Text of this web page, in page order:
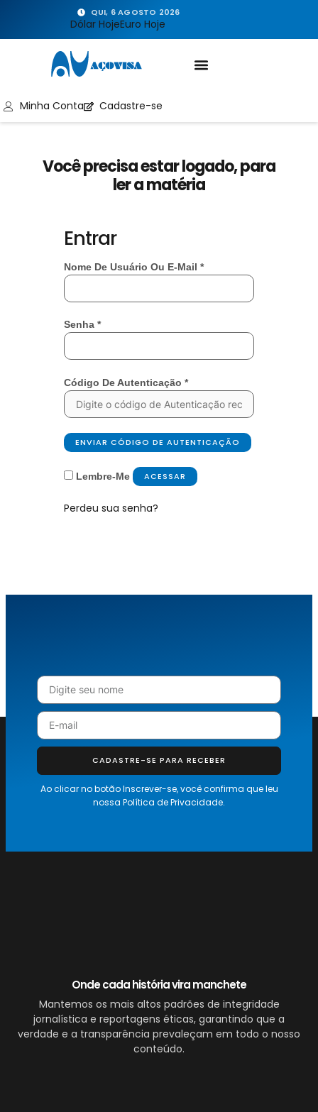
QUI, 6 AGOSTO 2026
Dólar HojeEuro Hoje
Minha Conta Cadastre-se
Você precisa estar logado, para
ler a matéria
Entrar
Nome De Usuário Ou E-Mail *
Senha *
Código De Autenticação *
ENVIAR CÓDIGO DE AUTENTICAÇÃO
Lembre-Me ACESSAR
Perdeu sua senha?
CADASTRE-SE PARA RECEBER
Ao clicar no botão Inscrever-se, você confirma que leu
nossa Política de Privacidade.
Onde cada história vira manchete
Mantemos os mais altos padrões de integridade
jornalística e reportagens éticas, garantindo que a
verdade e a transparência prevaleçam em todo o nosso
conteúdo.